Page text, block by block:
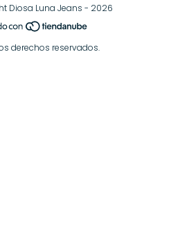
Diosa Luna Jeans - 2026
derechos reservados.